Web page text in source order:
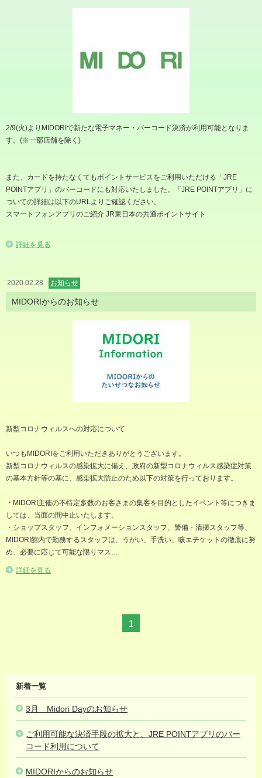
2/9(火)よりMIDORIで新たな電子マネー・バーコード決済が利用可能となりま
す。(※一部店舗を除く)
また、カードを持たなくてもポイントサービスをご利用いただける「JRE
POINTアプリ」のバーコードにも対応いたしました。「JRE POINTアプリ」に
ついての詳細は以下のURLよりご確認ください。
スマートフォンアプリのご紹介 JR東日本の共通ポイントサイト
詳細を見る
2020.02.28 お知らせ
MIDORIからのお知らせ
新型コロナウィルスへの対応について
いつもMIDORIをご利用いただきありがとうございます。
新型コロナウィルスの感染拡大に備え、政府の新型コロナウィルス感染症対策
の基本方針等の基に、感染拡大防止のため以下の対策を行っております。
・MIDORI主催の不特定多数のお客さまの集客を目的としたイベント等につきま
しては、当面の間中止いたします。
・ショップスタッフ、インフォメーションスタッフ、警備・清掃スタッフ等、
MIDORI館内で勤務するスタッフは、うがい、手洗い、咳エチケットの徹底に努
め、必要に応じて可能な限りマス…
詳細を見る
1
MIDORI
NEWS
新着一覧
3月 Midori Dayのお知らせ
ご利用可能な決済手段の拡大と、JRE POINTアプリのバー
コード利用について
MIDORIからのお知らせ